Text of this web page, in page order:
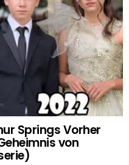
Springs Vorher
von